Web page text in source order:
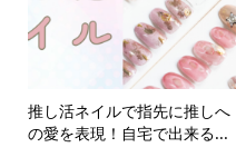
推し活ネイルで指先に推しへ
の愛を表現！自宅で出来る...